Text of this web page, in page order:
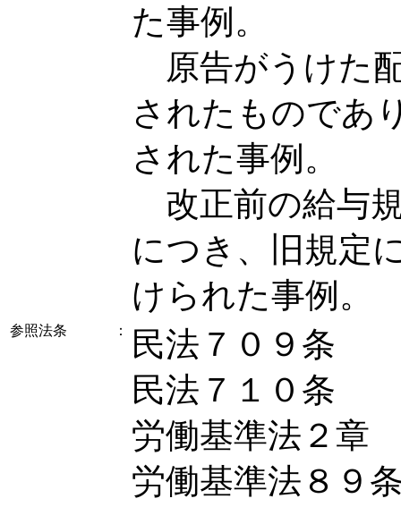
た事例。
原告がうけた
されたものであ
された事例。
改正前の給与
につき、旧規定
けられた事例。
参照法条 ：
民法７０９条
民法７１０条
労働基準法２章
労働基準法８９